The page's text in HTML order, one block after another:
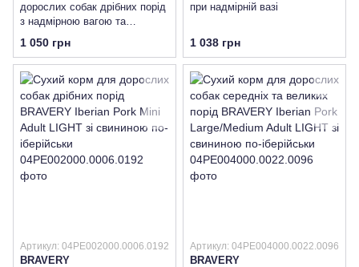
дорослих собак дрібних порід
з надмірною вагою та
зниженою активністю чи
стерилізованих з куркою
1 050 грн
при надмірній вазі
1 038 грн
Артикул: 04PE002000.0006.0192
BRAVERY
Артикул: 04PE004000.0022.0096
BRAVERY